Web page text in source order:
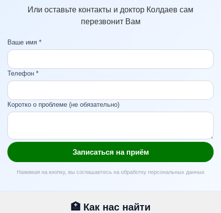
Или оставьте контакты и доктор Колдаев сам
перезвонит Вам
Ваше имя *
Телефон *
Коротко о проблеме (не обязательно)
Записаться на приём
Нажимая на кнопку, вы соглашаетесь на обработку персональных данных
🏥 Как нас найти